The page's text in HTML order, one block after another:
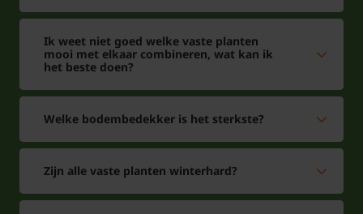
Ik weet niet goed welke vaste planten
mooi met elkaar combineren, wat kan ik
het beste doen?
Welke bodembedekker is het sterkste?
Zijn alle vaste planten winterhard?